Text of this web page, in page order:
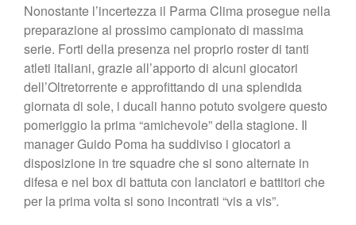
Nonostante l’incertezza il Parma Clima prosegue nella
preparazione al prossimo campionato di massima
serie. Forti della presenza nel proprio roster di tanti
atleti italiani, grazie all’apporto di alcuni giocatori
dell’Oltretorrente e approfittando di una splendida
giornata di sole, i ducali hanno potuto svolgere questo
pomeriggio la prima “amichevole” della stagione. Il
manager Guido Poma ha suddiviso i giocatori a
disposizione in tre squadre che si sono alternate in
difesa e nel box di battuta con lanciatori e battitori che
per la prima volta si sono incontrati “vis a vis”.